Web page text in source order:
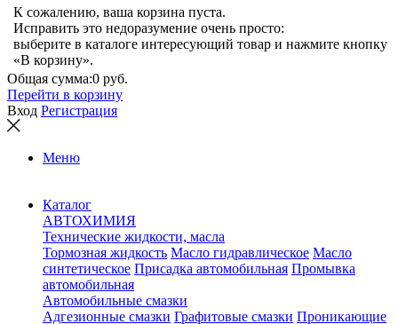
К сожалению, ваша корзина пуста.
Исправить это недоразумение очень просто:
выберите в каталоге интересующий товар и нажмите кнопку
«В корзину».
Общая сумма:0 руб.
Перейти в корзину
Вход Регистрация
Меню
Каталог
АВТОХИМИЯ
Технические жидкости, масла
Тормозная жидкость Масло гидравлическое Масло
синтетическое Присадка автомобильная Промывка
автомобильная
Автомобильные смазки
Адгезионные смазки Графитовые смазки Проникающие